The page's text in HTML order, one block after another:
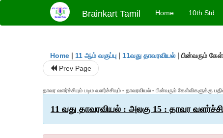
Brainkart Tamil Home 10th Std
Home | 11 ஆம் வகுப்பு | 11வது தாவரவியல் | பின்வரும்
Prev Page
தாவர வளர்ச்சியும் படிம வளர்ச்சியும் - தாவரவியல் - பின்வரும் கேள்விகளுக்கு
11 வது தாவரவியல் : அலகு 15 : தாவர